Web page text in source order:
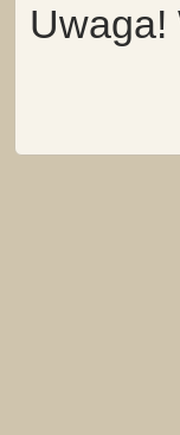
Uwaga!